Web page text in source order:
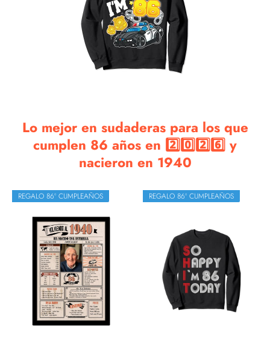
Lo mejor en sudaderas para los que
cumplen 86 años en 2️⃣0️⃣2️⃣6️⃣ y
nacieron en 1940
REGALO 86º CUMPLEAÑOS REGALO 86º CUMPLEAÑOS